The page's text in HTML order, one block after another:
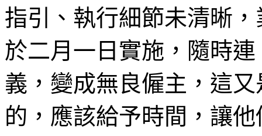
指引、執行細節未清晰
於二月一日實施，隨時
義，變成無良僱主，這
的，應該給予時間，讓